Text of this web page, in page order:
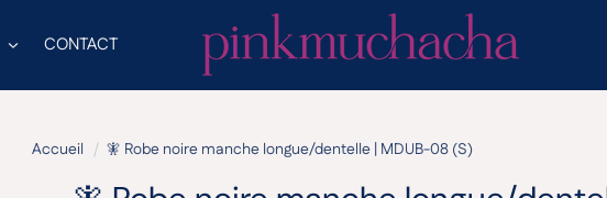
CONTACT
Accueil 🧚 Robe noire manche longue/dentelle | MDUB-08 (S)